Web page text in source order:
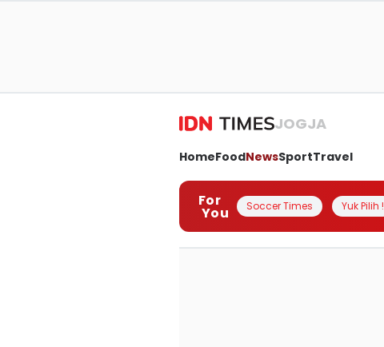
JOGJA
HomeFoodNewsSportTravel
For
You Soccer Times Yuk Pilih !